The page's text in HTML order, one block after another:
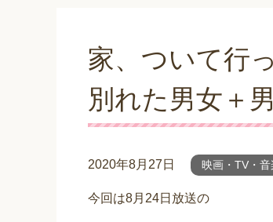
家、ついて行
別れた男女＋
2020年8月27日 映画・TV・音
今回は8月24日放送の